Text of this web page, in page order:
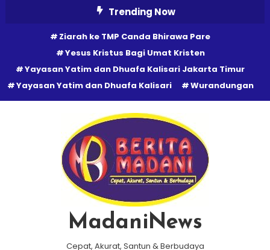
Trending Now
Ziarah ke TMP Canda Bhirawa Pare
Yesus Kristus Bagi Umat Kristen
Yayasan Yatim dan Dhuafa Kalisari Jakarta Timur
Yayasan Yatim dan Dhuafa Kalisari
Wurandungan
MadaniNews
Cepat, Akurat, Santun & Berbudaya